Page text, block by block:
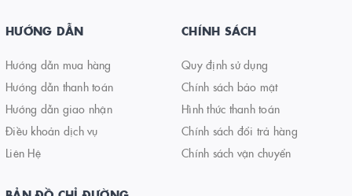
HƯỚNG DẪN
Hướng dẫn mua hàng
Hướng dẫn thanh toán
Hướng dẫn giao nhận
Điều khoản dịch vụ
Liên Hệ
CHÍNH SÁCH
Quy định sử dụng
Chính sách bảo mật
Hình thức thanh toán
Chính sách đổi trả hàng
Chính sách vận chuyển